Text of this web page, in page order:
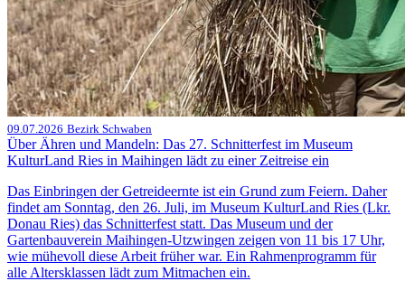
09.07.2026 Bezirk Schwaben
Über Ähren und Mandeln: Das 27. Schnitterfest im Museum
KulturLand Ries in Maihingen lädt zu einer Zeitreise ein
Das Einbringen der Getreideernte ist ein Grund zum Feiern. Daher
findet am Sonntag, den 26. Juli, im Museum KulturLand Ries (Lkr.
Donau Ries) das Schnitterfest statt. Das Museum und der
Gartenbauverein Maihingen-Utzwingen zeigen von 11 bis 17 Uhr,
wie mühevoll diese Arbeit früher war. Ein Rahmenprogramm für
alle Altersklassen lädt zum Mitmachen ein.